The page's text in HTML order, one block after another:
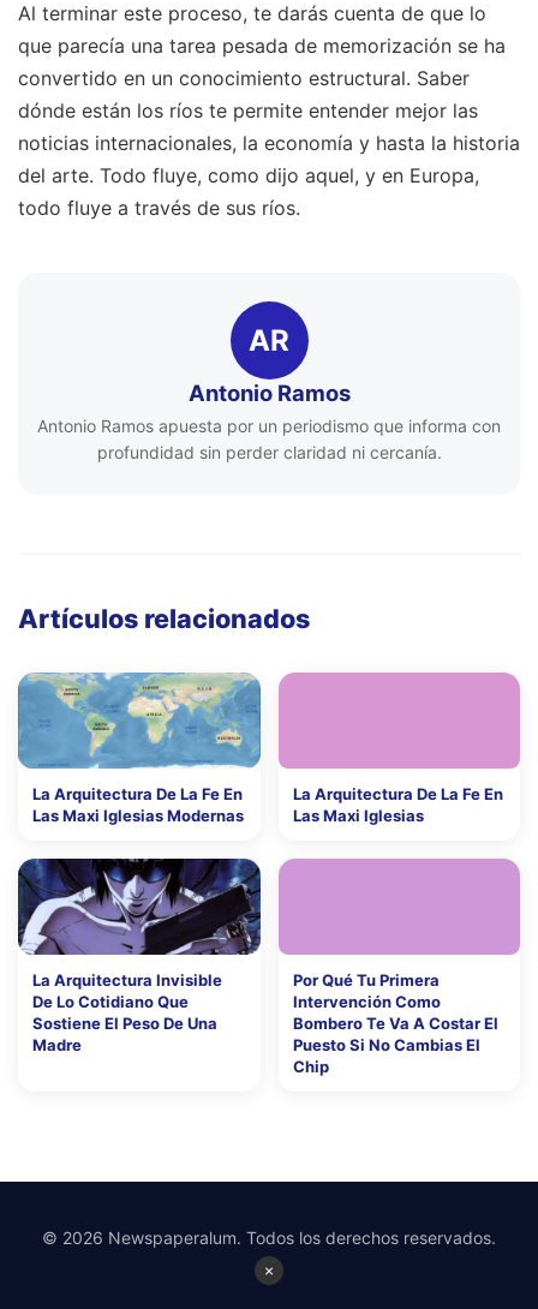
Al terminar este proceso, te darás cuenta de que lo
que parecía una tarea pesada de memorización se ha
convertido en un conocimiento estructural. Saber
dónde están los ríos te permite entender mejor las
noticias internacionales, la economía y hasta la historia
del arte. Todo fluye, como dijo aquel, y en Europa,
todo fluye a través de sus ríos.
AR
Antonio Ramos
Antonio Ramos apuesta por un periodismo que informa con
profundidad sin perder claridad ni cercanía.
Artículos relacionados
La Arquitectura De La Fe En
Las Maxi Iglesias Modernas
La Arquitectura De La Fe En
Las Maxi Iglesias
La Arquitectura Invisible
De Lo Cotidiano Que
Sostiene El Peso De Una
Madre
Por Qué Tu Primera
Intervención Como
Bombero Te Va A Costar El
Puesto Si No Cambias El
Chip
×
© 2026 Newspaperalum. Todos los derechos reservados.